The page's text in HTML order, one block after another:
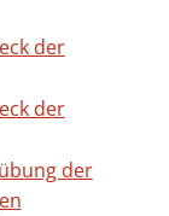
der
der
der